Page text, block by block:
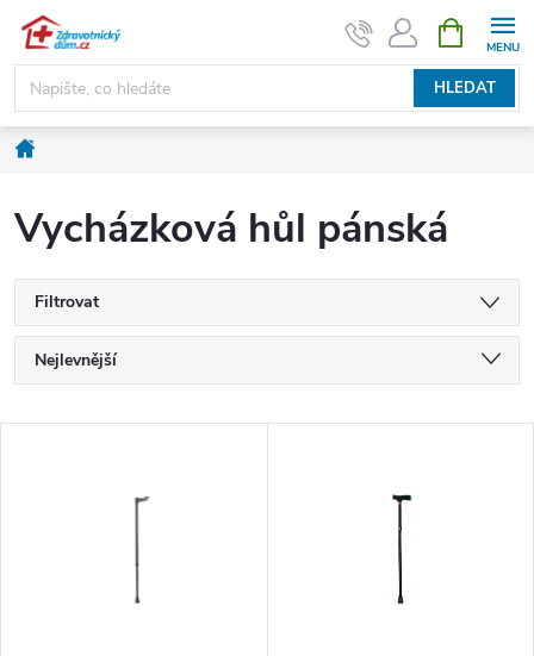
Přejít
obsah
HLEDAT
NÁKUPNÍ
KOŠÍK
Domů
Vycházková hůl pánská
Filtrovat
Ř
a
Nejlevnější